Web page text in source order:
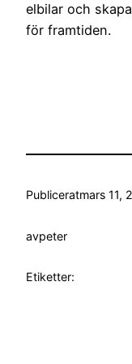
elbilar och
för framtiden.
Publiceratmars 11,
avpeter
Etiketter: